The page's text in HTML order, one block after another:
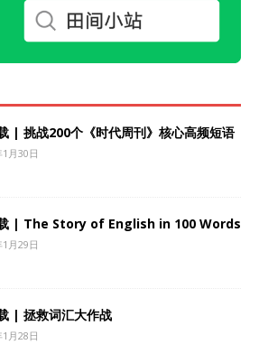
| 挑战200个《时代周刊》核心高频短语
月30日
| The Story of English in 100 Words
月29日
| 拯救词汇大作战
月28日